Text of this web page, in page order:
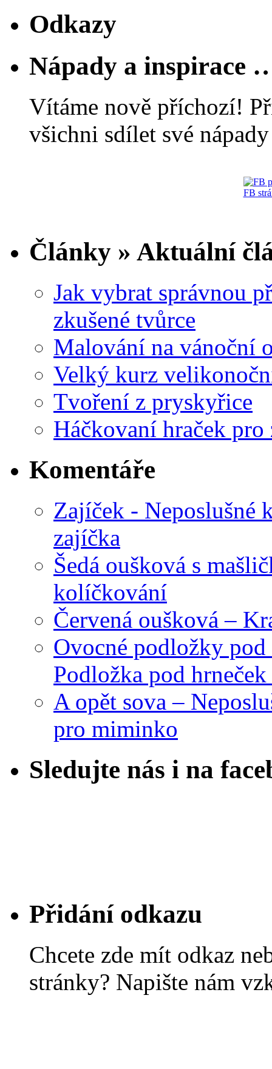
Odkazy
Nápady a inspirace
Vítáme nově příchozí!
všichni sdílet své
FB
Články » Aktuální
Jak vybrat správnou
zkušené tvůrce
Malování na vánoční
Velký kurz
Tvoření z pryskyřice
Háčkovaní hraček pro
Komentáře
Zajíček - Neposlušné
zajíčka
Šedá oušková s
kolíčkování
Červená oušková –
Ovocné podložky
Podložka pod
A opět sova –
pro miminko
Sledujte nás i na
Přidání odkazu
Chcete zde mít odkaz
stránky? Napište nám